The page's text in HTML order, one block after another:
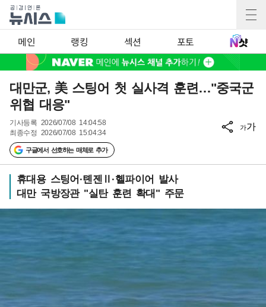
메인 랭킹 섹션 포토
대만군, 美 스팅어 첫 실사격 훈련…"중국군
위협 대응"
기사등록 2026/07/08 14:04:58
최종수정 2026/07/08 15:04:34
구글에서 선호하는 매체로 추가
가가
휴대용 스팅어·톈젠Ⅱ·헬파이어 발사
대만 국방장관 "실탄 훈련 확대" 주문